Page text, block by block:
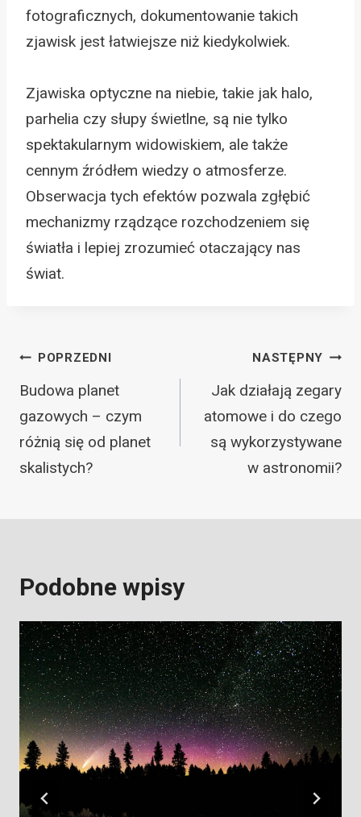
fotograficznych, dokumentowanie takich
zjawisk jest łatwiejsze niż kiedykolwiek.
Zjawiska optyczne na niebie, takie jak halo,
parhelia czy słupy świetlne, są nie tylko
spektakularnym widowiskiem, ale także
cennym źródłem wiedzy o atmosferze.
Obserwacja tych efektów pozwala zgłębić
mechanizmy rządzące rozchodzeniem się
światła i lepiej zrozumieć otaczający nas
świat.
Nawigacja
wpisu
POPRZEDNI
Budowa planet
gazowych – czym
różnią się od planet
skalistych?
NASTĘPNY
Jak działają zegary
atomowe i do czego
są wykorzystywane
w astronomii?
Podobne wpisy